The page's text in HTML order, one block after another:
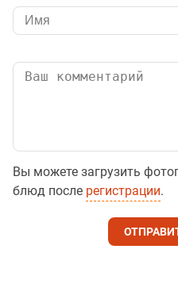
Вы можете загрузить
блюд после регистрации.